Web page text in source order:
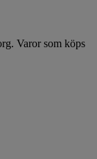
Varor som köps